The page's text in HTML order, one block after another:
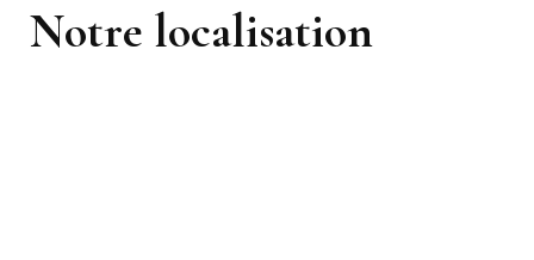
Notre localisation